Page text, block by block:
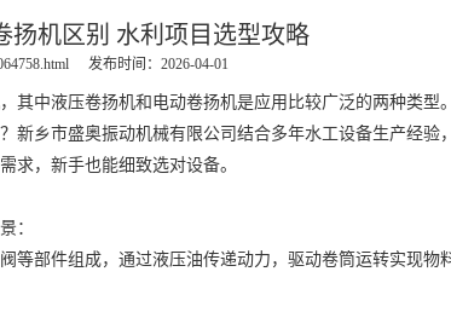
扬机区别 水利项目选型攻略
发布时间：2026-04-01
，其中液压卷扬机和 电动卷扬机是应用比较广泛的两种类型
新乡市盛奥振动机械有限公司结合多年水工设备生产经验
求，新手也能细致选对设备。
：
部件组成，通过液压油传递动力，驱动卷筒运转实现物